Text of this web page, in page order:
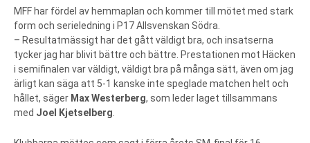
MFF har fördel av hemmaplan och kommer till mötet med stark
form och serieledning i P17 Allsvenskan Södra.
– Resultatmässigt har det gått väldigt bra, och insatserna
tycker jag har blivit bättre och bättre. Prestationen mot Häcken
i semifinalen var väldigt, väldigt bra på många sätt, även om jag
ärligt kan säga att 5-1 kanske inte speglade matchen helt och
hållet, säger Max Westerberg, som leder laget tillsammans
med Joel Kjetselberg